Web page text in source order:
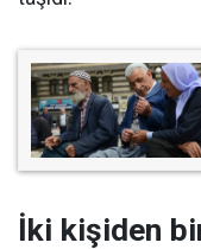
İki kişiden